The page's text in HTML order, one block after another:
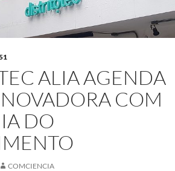
ALIA AGENDA
COM
DO
COMCIENCIA